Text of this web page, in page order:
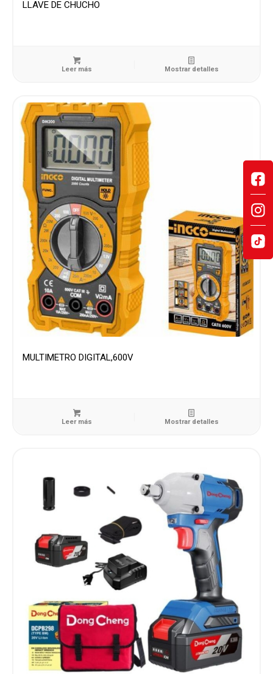
LLAVE DE CHUCHO
Leer más Mostrar detalles
MULTIMETRO DIGITAL,600V
Leer más Mostrar detalles